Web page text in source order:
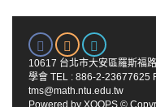
10617 台北市大安區羅斯
學會 TEL : 886-2-23677625
tms@math.ntu.edu.tw
Powered by XOOPS ©